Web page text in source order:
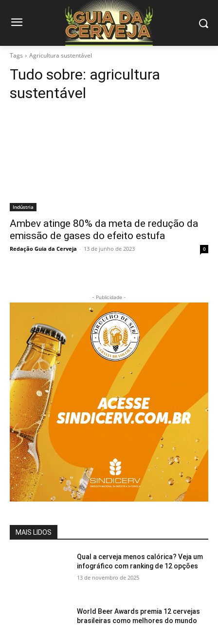
Tags Agricultura sustentável
Tudo sobre: agricultura
sustentável
Indústria
Ambev atinge 80% da meta de redução da
emissão de gases do efeito estufa
Redação Guia da Cerveja - 13 de junho de 2023 0
- Publicidade -
MAIS LIDOS
Qual a cerveja menos calórica? Veja um
infográfico com ranking de 12 opções
13 de novembro de 2025
World Beer Awards premia 12 cervejas
brasileiras como melhores do mundo